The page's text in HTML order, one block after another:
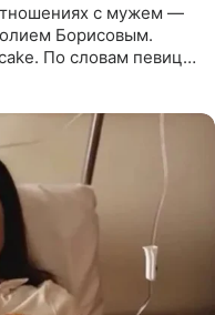
с мужем —
Борисовым.
По словам певицы,